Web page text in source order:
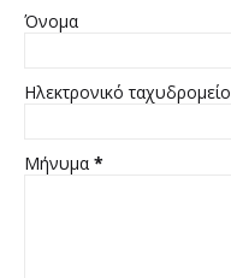
Όνομα
Ηλεκτρονικό ταχυδρομείο
Μήνυμα *